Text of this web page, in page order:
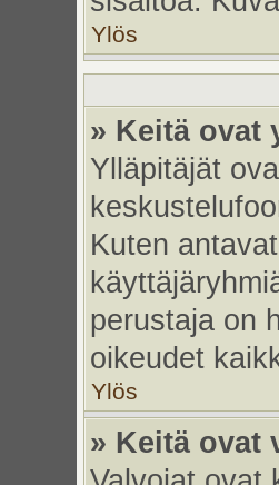
Ylös
» Keitä ovat
Ylläpitäjät
Kuten
perustaja on
oikeudet
Ylös
» Keitä ovat